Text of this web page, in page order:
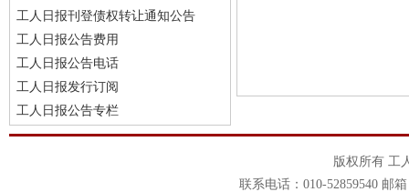
工人日报刊登债权转让通知公告
工人日报公告费用
工人日报公告电话
工人日报发行订阅
工人日报公告专栏
版权所有 工
联系电话：010-52859540 邮